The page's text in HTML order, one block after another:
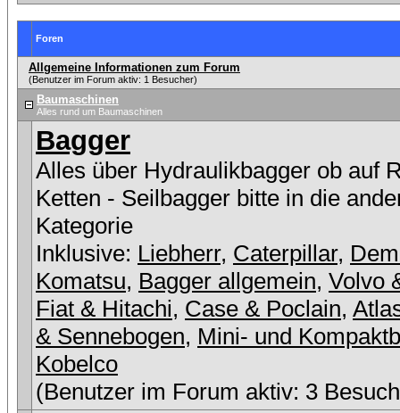
Foren
Allgemeine Informationen zum Forum
(Benutzer im Forum aktiv: 1 Besucher)
Baumaschinen
Alles rund um Baumaschinen
Bagger
Alles über Hydraulikbagger ob auf
Ketten - Seilbagger bitte in die
Kategorie
Inklusive: Liebherr, Caterpillar,
Komatsu, Bagger allgemein, Volvo
Fiat & Hitachi, Case & Poclain,
& Sennebogen, Mini- und
Kobelco
(Benutzer im Forum aktiv: 3